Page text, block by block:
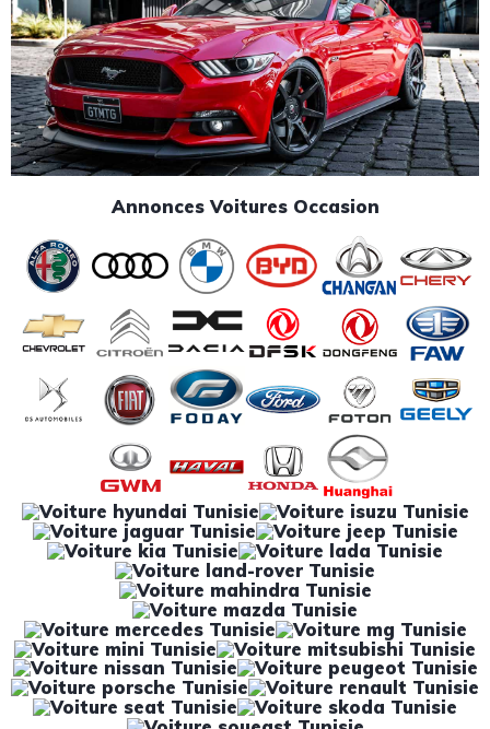
Annonces Voitures Occasion